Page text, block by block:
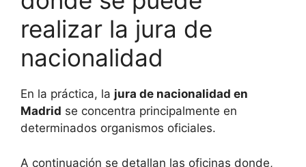
realizar la jura de
nacionalidad
En la práctica, la jura de nacionalidad en
Madrid se concentra principalmente en
determinados organismos oficiales.
A continuación se detallan las oficinas donde,